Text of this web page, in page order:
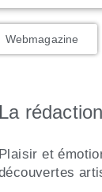
Webmagazine
La rédaction
Plaisir et